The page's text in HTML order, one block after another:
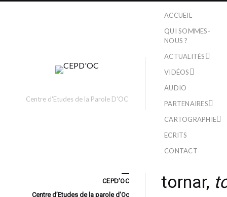
Centre d'Etudes de la Parole D'OC
ACCUEIL
QUI SOMMES-
NOUS ?
ACTUALITÉS
VIDÉOS
AUDIO
PARTENAIRES
CARTOGRAPHIE
ECRITS
CONTACT
tornar,
CEPD’OC
Centre d’Etudes de la parole d’Oc